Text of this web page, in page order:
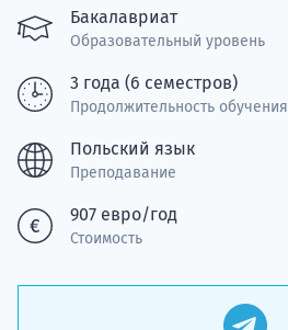
Бакалавриат
Образовательный уровень
3 года (6 семестров)
Продолжительность обучения
Польский язык
Преподавание
907 евро/год
Стоимость